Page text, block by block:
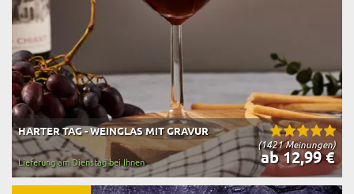
(1421 Meinungen)
HARTER TAG - WEINGLAS MIT GRAVUR
ab 12,99 €
Lieferung am Dienstag bei Ihnen